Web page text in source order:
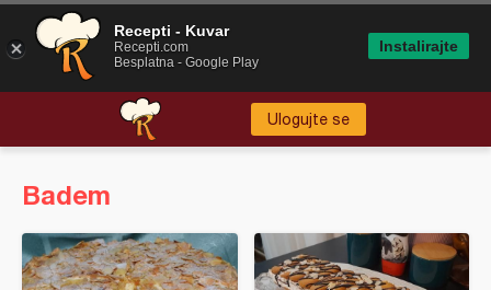
Ulogujte se
Badem
Recepti - Kuvar
Recepti.com
Besplatna - Google Play
Instalirajte